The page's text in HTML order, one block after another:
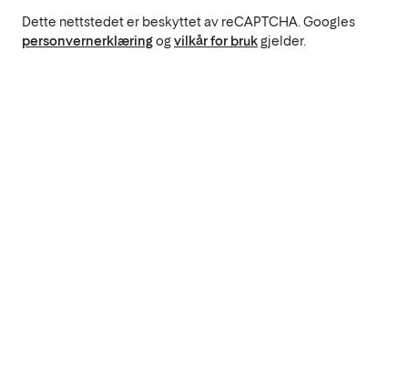
Dette nettstedet er beskyttet av reCAPTCHA. Googles
personvernerklæringogvilkår for brukgjelder.